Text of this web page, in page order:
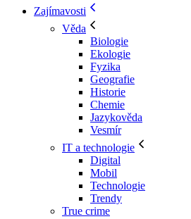
Zajímavosti
Věda
Biologie
Ekologie
Fyzika
Geografie
Historie
Chemie
Jazykověda
Vesmír
IT a technologie
Digital
Mobil
Technologie
Trendy
True crime